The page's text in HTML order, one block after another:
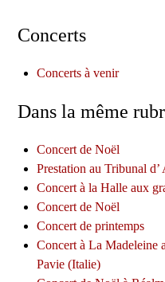
Concerts
Concerts à venir
Dans la même
Concert de Noël
Prestation au Tribunal d’
Concert à la Halle aux
Concert de Noël
Concert de printemps
Concert à La Madeleine
Pavie (Italie)